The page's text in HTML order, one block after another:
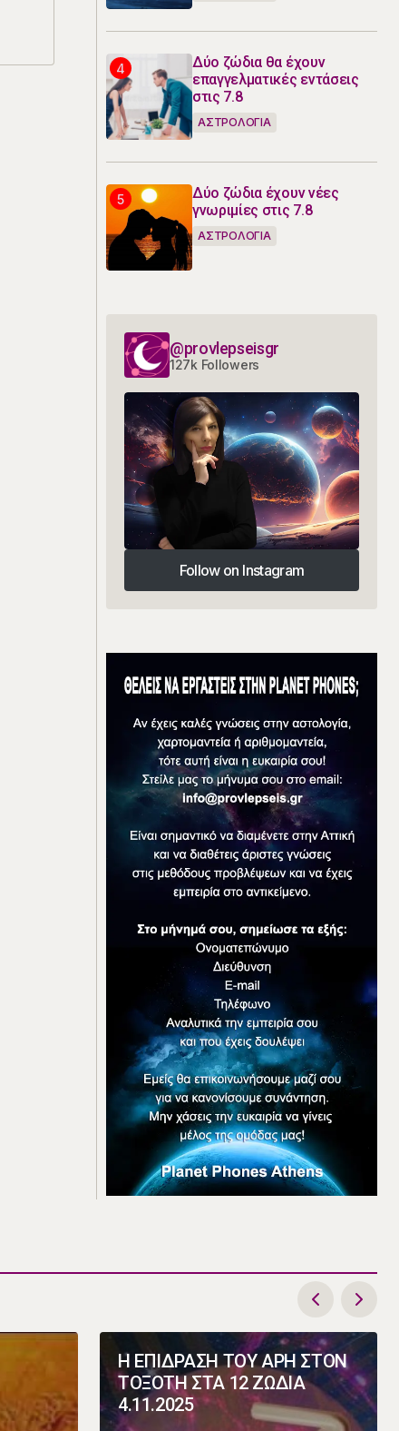
Δύο ζώδια θα έχουν
επαγγελματικές εντάσεις
στις 7.8
ΑΣΤΡΟΛΟΓΙΑ
Δύο ζώδια έχουν νέες
γνωριμίες στις 7.8
ΑΣΤΡΟΛΟΓΙΑ
@provlepseisgr
127k Followers
Follow on Instagram
Follow on Instagram
Η ΕΠΙΔΡΑΣΗ ΤΟΥ ΑΡΗ ΣΤΟΝ
ΤΟΞΟΤΗ ΣΤΑ 12 ΖΩΔΙΑ
4.11.2025